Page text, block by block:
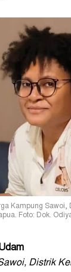
Kampung Sawoi,
Foto: Dok.
Distrik